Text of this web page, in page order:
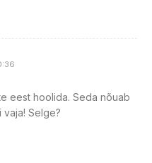
eest hoolida. Seda nõuab
vaja! Selge?